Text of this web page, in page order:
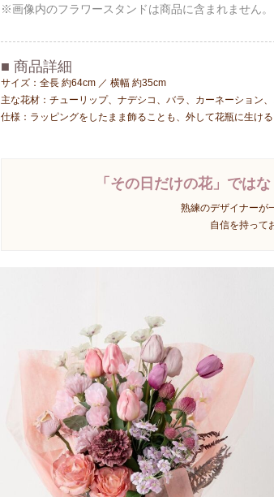
※画像内のフラワースタンドは商品に含まれません。
■ 商品詳細
サイズ ：全長 約64cm ／ 横幅 約35cm
主な花材 ：チューリップ、ナデシコ、バラ、カーネーション
仕様 ：ラッピングをしたまま飾ることも、外して花瓶に生ける
「その日だけの花」では
熟練のデザイナーが
自信を持って